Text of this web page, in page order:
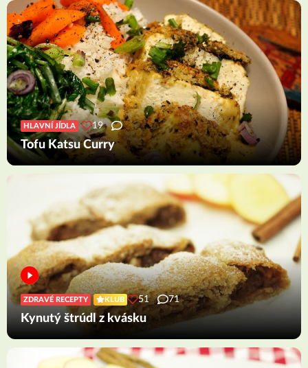
HLAVNÍ JÍDLA 19
Tofu Katsu Curry
ZDRAVÉ RECEPTY KLUB 51 71
Kynutý štrúdl z kvásku